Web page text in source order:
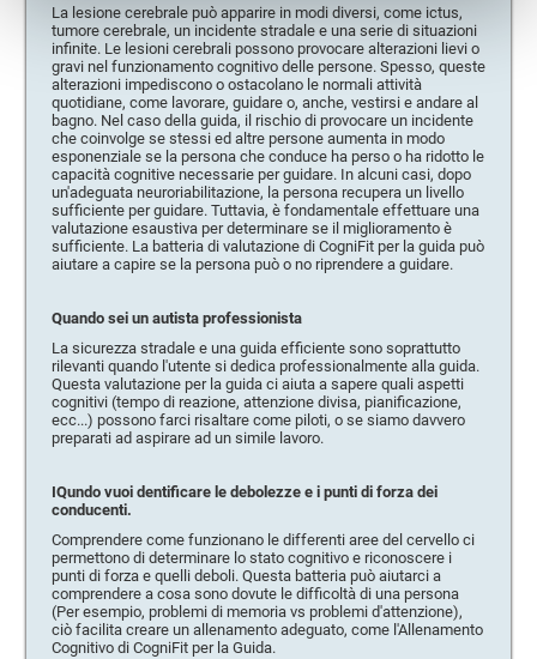
La lesione cerebrale può apparire in modi diversi, come ictus,
tumore cerebrale, un incidente stradale e una serie di situazioni
infinite. Le lesioni cerebrali possono provocare alterazioni lievi o
gravi nel funzionamento cognitivo delle persone. Spesso, queste
alterazioni impediscono o ostacolano le normali attività
quotidiane, come lavorare, guidare o, anche, vestirsi e andare al
bagno. Nel caso della guida, il rischio di provocare un incidente
che coinvolge se stessi ed altre persone aumenta in modo
esponenziale se la persona che conduce ha perso o ha ridotto le
capacità cognitive necessarie per guidare. In alcuni casi, dopo
un'adeguata neuroriabilitazione, la persona recupera un livello
sufficiente per guidare. Tuttavia, è fondamentale effettuare una
valutazione esaustiva per determinare se il miglioramento è
sufficiente. La batteria di valutazione di CogniFit per la guida può
aiutare a capire se la persona può o no riprendere a guidare.
Quando sei un autista professionista
La sicurezza stradale e una guida efficiente sono soprattutto
rilevanti quando l'utente si dedica professionalmente alla guida.
Questa valutazione per la guida ci aiuta a sapere quali aspetti
cognitivi (tempo di reazione, attenzione divisa, pianificazione,
ecc...) possono farci risaltare come piloti, o se siamo davvero
preparati ad aspirare ad un simile lavoro.
IQundo vuoi dentificare le debolezze e i punti di forza dei
conducenti.
Comprendere come funzionano le differenti aree del cervello ci
permettono di determinare lo stato cognitivo e riconoscere i
punti di forza e quelli deboli. Questa batteria può aiutarci a
comprendere a cosa sono dovute le difficoltà di una persona
(Per esempio, problemi di memoria vs problemi d'attenzione),
ciò facilita creare un allenamento adeguato, come l'Allenamento
Cognitivo di CogniFit per la Guida.